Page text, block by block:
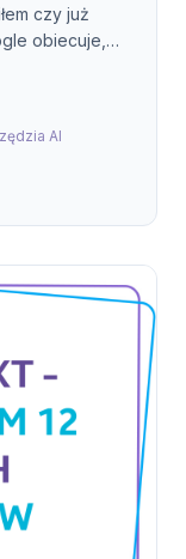
czy już
obiecuje,
AI